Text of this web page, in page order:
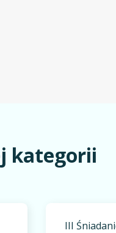
kategorii
III